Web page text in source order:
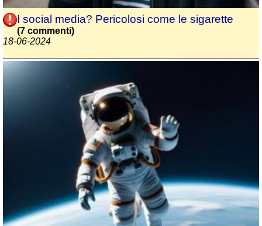
I social media? Pericolosi come le sigarette
(7 commenti)
18-06-2024